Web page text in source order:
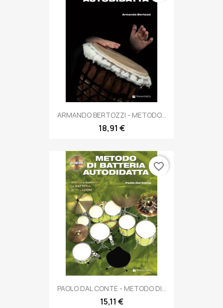
ARMANDO BERTOZZI - METODO...
18,91 €
PAOLO DAL CONTE - METODO DI...
15,11 €
favorite_border